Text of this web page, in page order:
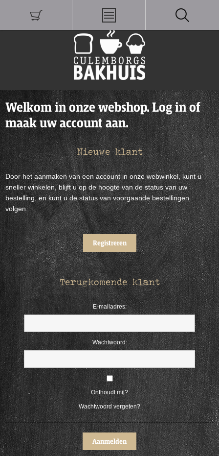
Welkom in onze webshop. Log in of
maak uw account aan.
Nieuwe klant
Door het aanmaken van een account in onze webwinkel, kunt u
sneller winkelen, blijft u op de hoogte van de status van uw
bestelling, en kunt u de status van voorgaande bestellingen
volgen.
Terugkomende klant
E-mailadres:
Wachtwoord:
Onthoudt mij?
Wachtwoord vergeten?